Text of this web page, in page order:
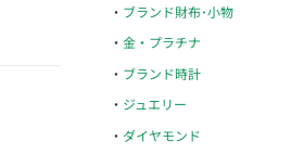
ブランド財布･小物
金・プラチナ
ブランド時計
ジュエリー
ダイヤモンド